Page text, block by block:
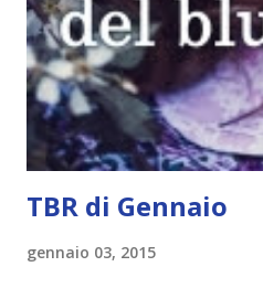
succede un bel niente. E non
finisce esattamente nel bel
"mezzo" della storia? Questa
l'inizio!). Stessa cosa con Blue ,
TBR di Gennaio
gennaio 03, 2015